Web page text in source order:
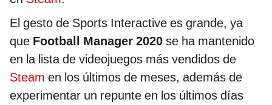
El gesto de Sports Interactive es grande, ya
que Football Manager 2020 se ha mantenido
en la lista de videojuegos más vendidos de
Steam en los últimos de meses, además de
experimentar un repunte en los últimos días